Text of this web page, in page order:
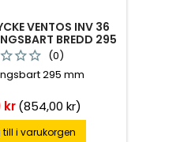
VENTOS INV 36
BREDD 295
584018(0)
295 mm
kr(854,00 kr)
till i varukorgen